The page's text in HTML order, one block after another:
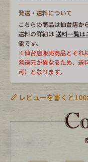
Keyring
FAFATT
発送・送料について
こちらの商品は仙台店か
送料の詳細は送料一覧は
能です。
※仙台店販売商品とそれ
発送元が異なるため、送
可）となります。
レビューを書くと